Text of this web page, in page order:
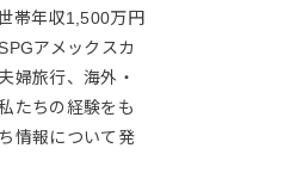
帯年収1,500万円
アメックスカ
婦旅行、海外・
たちの経験をも
情報について発